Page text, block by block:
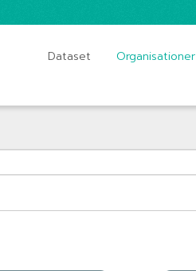
Dataset Organisationer